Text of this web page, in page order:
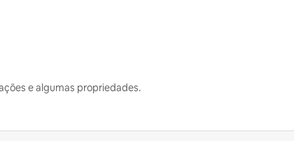
e algumas propriedades.